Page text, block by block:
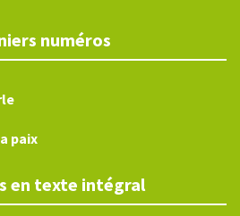
numéros
paix
en texte intégral